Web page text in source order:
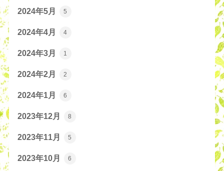
2024年5月 5
2024年4月 4
2024年3月 1
2024年2月 2
2024年1月 6
2023年12月 8
2023年11月 5
2023年10月 6